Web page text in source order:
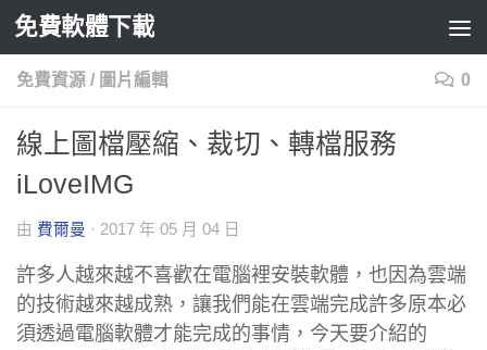
Skip to content
免費軟體下載
免費資源 / 圖片編輯 0
線上圖檔壓縮、裁切、轉檔服務
iLoveIMG
由 費爾曼 · 2017 年 05 月 04 日
許多人越來越不喜歡在電腦裡安裝軟體，也因為雲端
的技術越來越成熟，讓我們能在雲端完成許多原本必
須透過電腦軟體才能完成的事情，今天要介紹的